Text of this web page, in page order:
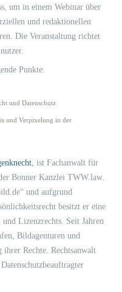
um in einem Webinar über
und redaktionellen
Die Veranstaltung richtet
Punkte:
und Datenschutz
und Verpixelung in der
, ist Fachanwalt für
Bonner Kanzlei TWW.law.
und aufgrund
besitzt er eine
Lizenzrechts. Seit Jahren
Bildagenturen und
Rechte. Rechtsanwalt